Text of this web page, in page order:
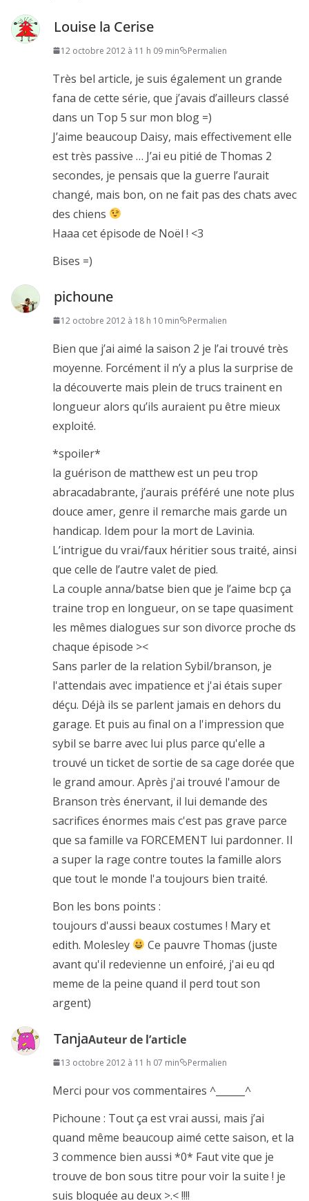
Louise la Cerise
12 octobre 2012 à 11 h 09 min Permalien
Très bel article, je suis également un grande
fana de cette série, que j’avais d’ailleurs classé
dans un Top 5 sur mon blog =)
J’aime beaucoup Daisy, mais effectivement elle
est très passive … J’ai eu pitié de Thomas 2
secondes, je pensais que la guerre l’aurait
changé, mais bon, on ne fait pas des chats avec
des chiens
Haaa cet épisode de Noël ! <3
Bises =)
pichoune
12 octobre 2012 à 18 h 10 min Permalien
Bien que j’ai aimé la saison 2 je l’ai trouvé très
moyenne. Forcément il n’y a plus la surprise de
la découverte mais plein de trucs trainent en
longueur alors qu’ils auraient pu être mieux
exploité.
*spoiler*
la guérison de matthew est un peu trop
abracadabrante, j’aurais préféré une note plus
douce amer, genre il remarche mais garde un
handicap. Idem pour la mort de Lavinia.
L’intrigue du vrai/faux héritier sous traité, ainsi
que celle de l’autre valet de pied.
La couple anna/batse bien que je l’aime bcp ça
traine trop en longueur, on se tape quasiment
les mêmes dialogues sur son divorce proche ds
chaque épisode ><
Sans parler de la relation Sybil/branson, je
l'attendais avec impatience et j'ai étais super
déçu. Déjà ils se parlent jamais en dehors du
garage. Et puis au final on a l'impression que
sybil se barre avec lui plus parce qu'elle a
trouvé un ticket de sortie de sa cage dorée que
le grand amour. Après j'ai trouvé l'amour de
Branson très énervant, il lui demande des
sacrifices énormes mais c'est pas grave parce
que sa famille va FORCEMENT lui pardonner. Il
a super la rage contre toutes la famille alors
que tout le monde l'a toujours bien traité.
Bon les bons points :
toujours d'aussi beaux costumes ! Mary et
edith. Molesley
Ce pauvre Thomas (juste
avant qu'il redevienne un enfoiré, j'ai eu qd
meme de la peine quand il perd tout son
argent)
TanjaAuteur de l’article
13 octobre 2012 à 11 h 07 min Permalien
Merci pour vos commentaires ^______^
Pichoune : Tout ça est vrai aussi, mais j’ai
quand même beaucoup aimé cette saison, et la
3 commence bien aussi *0* Faut vite que je
trouve de bon sous titre pour voir la suite ! je
suis bloquée au deux >.< !!!!